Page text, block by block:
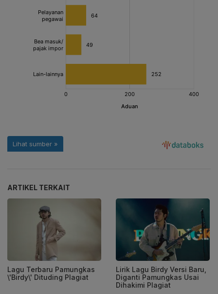
ARTIKEL TERKAIT
Lagu Terbaru Pamungkas
\'Birdy\' Dituding Plagiat
Lirik Lagu Birdy Versi Baru,
Diganti Pamungkas Usai
Dihakimi Plagiat